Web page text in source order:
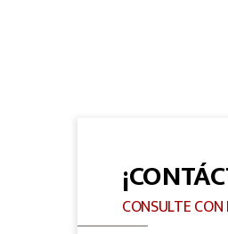
CONSULTE